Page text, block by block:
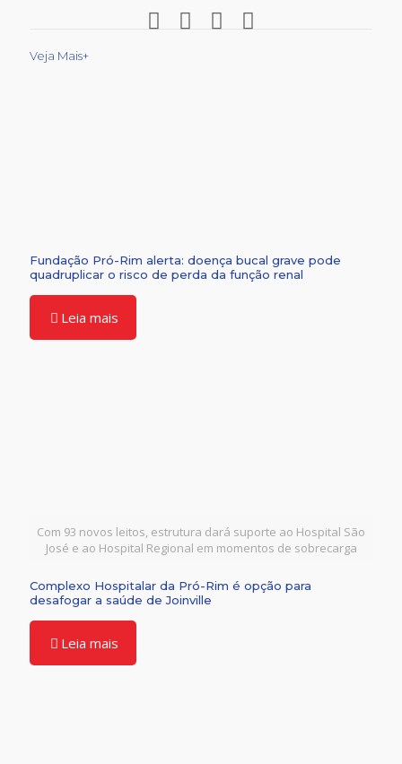
Veja Mais+
Fundação Pró-Rim alerta: doença bucal grave pode
quadruplicar o risco de perda da função renal
Leia mais
Com 93 novos leitos, estrutura dará suporte ao Hospital São
José e ao Hospital Regional em momentos de sobrecarga
Complexo Hospitalar da Pró-Rim é opção para
desafogar a saúde de Joinville
Leia mais